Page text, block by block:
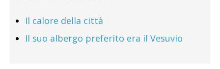
Il calore della città
Il suo albergo preferito era il Vesuvio